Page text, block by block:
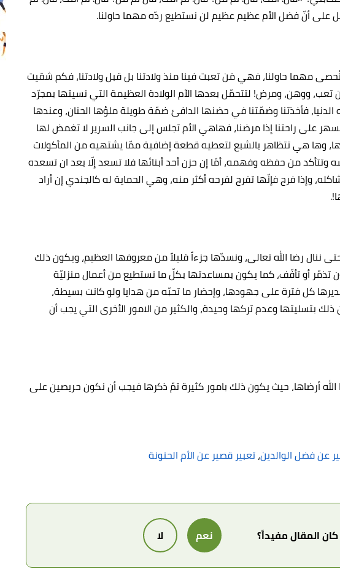
على أنّ فضل الأم عظيم عظيم لن نستطيع ردّه مهما حاولنا.
تُحصى مهما حاولنا، فهي مَن تعبت فينا منذ ولادتنا بل قبل ولادتنا، فكم شقيت
ووهن، ومرض! لتتحمّل بعدها الآم الولادة العظيمة التي نسيتها بمجرّد
فأخذتنا وضمّتنا في حضنها الدافئ ضمّة طويلة ملؤها الحنان، وعندها
على راحتنا إذا مرضنا، فهاهي الأم تجلس إلى جانب السرير لا تغمض لها
وها هي تتظاهر بالشبع لتعطيه قطعة إضافية ممّا يشتهيه من المأكولات
وتتأكد من حفظه وفهمه، أمّا إن حزن أحد أبنائها فلا تسعد إلّا بعد ان تسعده
وإذا فرح فإنّها تفرح لفرحه أكثر منه، وهي الحماية له كالجندي إن أراد
حتى ننال رضا الله تعالى، ونسدّها جزءاً قليلاً من معروفها العظيم، ويكون ذلك
تذمّر أو تأفّف، كما يكون بمساعدتها بكلّ ما نستطيع من أعمال منزليّة
كل فترة على جهودها، وإحضار ما تحبّه من هدايا ولو كانت بسيطة،
بتسليتها وعدم تركها وحيدة، والكثير من الامور الأخرى التي يجب أن
الله أرضاها، حيث يكون ذلك بامور كثيرة تمّ ذكرها فيجب أن نكون حريصين على
عن فضل الوالدين،تعبير قصير عن الأم الحنونة
المقال مفيداً؟ نعم لا